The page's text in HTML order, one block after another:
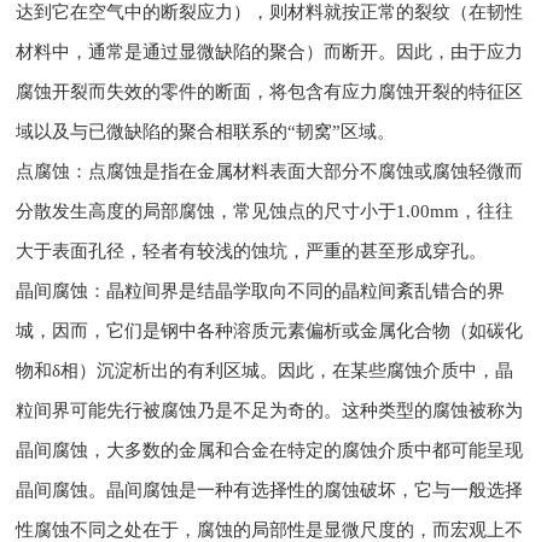
达到它在空气中的断裂应力），则材料就按正常的裂纹（在韧性
材料中，通常是通过显微缺陷的聚合）而断开。因此，由于应力
腐蚀开裂而失效的零件的断面，将包含有应力腐蚀开裂的特征区
域以及与已微缺陷的聚合相联系的“韧窝”区域。
点腐蚀：点腐蚀是指在金属材料表面大部分不腐蚀或腐蚀轻微而
分散发生高度的局部腐蚀，常见蚀点的尺寸小于1.00mm，往往
大于表面孔径，轻者有较浅的蚀坑，严重的甚至形成穿孔。
晶间腐蚀：晶粒间界是结晶学取向不同的晶粒间紊乱错合的界
城，因而，它们是钢中各种溶质元素偏析或金属化合物（如碳化
物和δ相）沉淀析出的有利区城。因此，在某些腐蚀介质中，晶
粒间界可能先行被腐蚀乃是不足为奇的。这种类型的腐蚀被称为
晶间腐蚀，大多数的金属和合金在特定的腐蚀介质中都可能呈现
晶间腐蚀。晶间腐蚀是一种有选择性的腐蚀破坏，它与一般选择
性腐蚀不同之处在于，腐蚀的局部性是显微尺度的，而宏观上不